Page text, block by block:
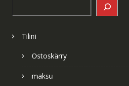
Tilini
Ostoskärry
maksu